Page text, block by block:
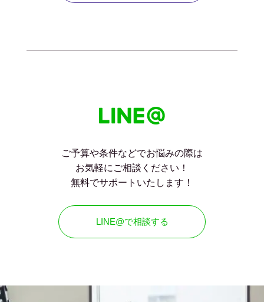
ご予算や条件などでお悩みの際は
お気軽にご相談ください！
無料でサポートいたします！
LINE@で相談する